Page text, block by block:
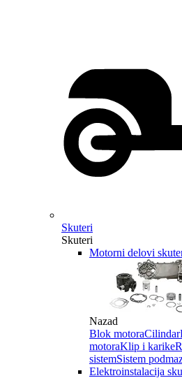
Skuteri
Skuteri
Motorni delovi
Nazad
Blok motoraCilindar
motoraKlip i karike
sistemSistem
Elektroinstalacija